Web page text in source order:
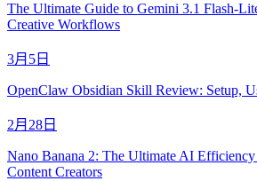
The Ultimate Guide to Gemini 3.1 Flash-
Creative Workflows
3月5日
OpenClaw Obsidian Skill Review: Setup,
2月28日
Nano Banana 2: The Ultimate AI
Content Creators